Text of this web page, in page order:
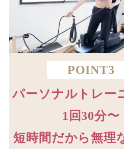
POINT3
パーソナルトレー
1回30分〜
短時間だから無理